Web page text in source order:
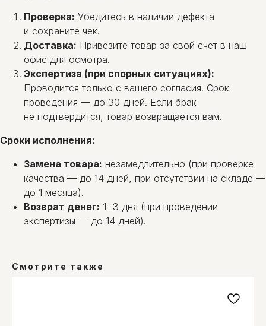
Проверка: Убедитесь в наличии дефекта
и сохраните чек.
Доставка: Привезите товар за свой счет в наш
офис для осмотра.
Экспертиза (при спорных ситуациях):
Проводится только с вашего согласия. Срок
проведения — до 30 дней. Если брак
не подтвердится, товар возвращается вам.
Сроки исполнения:
Замена товара: незамедлительно (при проверке
качества — до 14 дней, при отсутствии на складе —
до 1 месяца).
Возврат денег: 1−3 дня (при проведении
экспертизы — до 14 дней).
Смотрите также
ОМ-СЕРВИС
г.Минск, ул. Олешева, 14,
2-й этаж, каб. 2.
YouTube
info@1454569.by
+375 (29) 145-45-69
+375 (17) 300-48-26